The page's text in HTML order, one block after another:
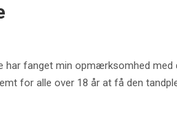
har fanget min opmærksomhed med
for alle over 18 år at få den